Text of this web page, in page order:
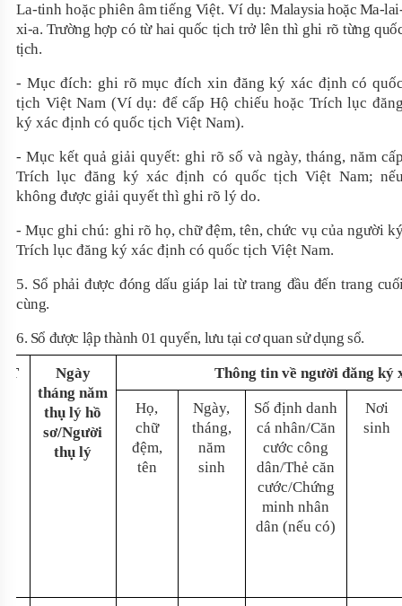
La-tinh hoặc phiên âm tiếng Việt. Ví dụ:Malaysia hoặc Ma-
xi-a. Trường hợp có từ hai quốc tịch trở lên thì ghi rõ từng
tịch.
- Mục đích: ghi rõ mục đích xin đăng ký xác định có
tịch Việt Nam (Ví dụ: để cấp Hộ chiếu hoặc Trích lục
ký xác định có quốc tịch Việt Nam).
- Mục kết quả giải quyết: ghi rõ số và ngày, tháng, năm
Trích lục đăng ký xác định có quốc tịch Việt Nam;
không được giải quyết thì ghi rõ lý do.
- Mục ghi chú: ghi rõ họ, chữ đệm, tên, chức vụ của người
Trích lục đăng ký xác định có quốc tịch Việt Nam.
5. Sổ phải được đóng dấu giáp lai từ trang đầu đến trang
cùng.
6. Sổ được lập thành 01 quyển, lưu tại cơ quan sử dụng sổ.
Ngày
tháng năm
thụ lý hồ
sơ/Người
thụ lý
Thông tin về người đăng ký
Họ,
chữ
đệm,
tên
Ngày,
tháng,
năm
sinh
Số định danh
cá nhân/Căn
cước công
dân/Thẻ căn
cước/Chứng
minh nhân
dân (nếu có)
Nơi
sinh